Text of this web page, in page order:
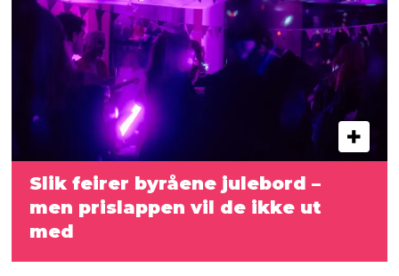
Slik feirer byråene julebord –
men prislappen vil de ikke ut
med